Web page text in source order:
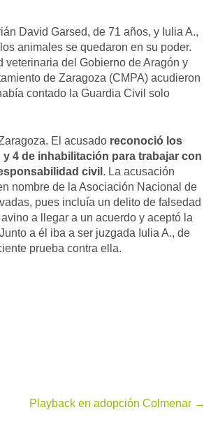
David Garsed, de 71 años, y Iulia A.,
animales se quedaron en su poder.
del Gobierno de Aragón y
de Zaragoza (CMPA) acudieron
contado la Guardia Civil solo
El acusado reconoció los
4 de inhabilitación para trabajar con
civil . La acusación
nombre de la Asociación Nacional de
pues incluía un delito de falsedad
a llegar a un acuerdo y aceptó la
a él iba a ser juzgada Iulia A., de
prueba contra ella.
Playback en adopción Colmenar →